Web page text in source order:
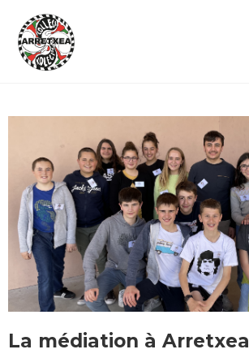
La médiation à Arretxea